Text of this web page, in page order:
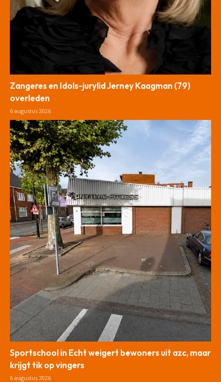
Zangeres en Idols-jurylid Jerney Kaagman (79)
overleden
6 augustus 2026
Sportschool in Echt weigert bewoners uit azc, maar
krijgt tik op vingers
6 augustus 2026